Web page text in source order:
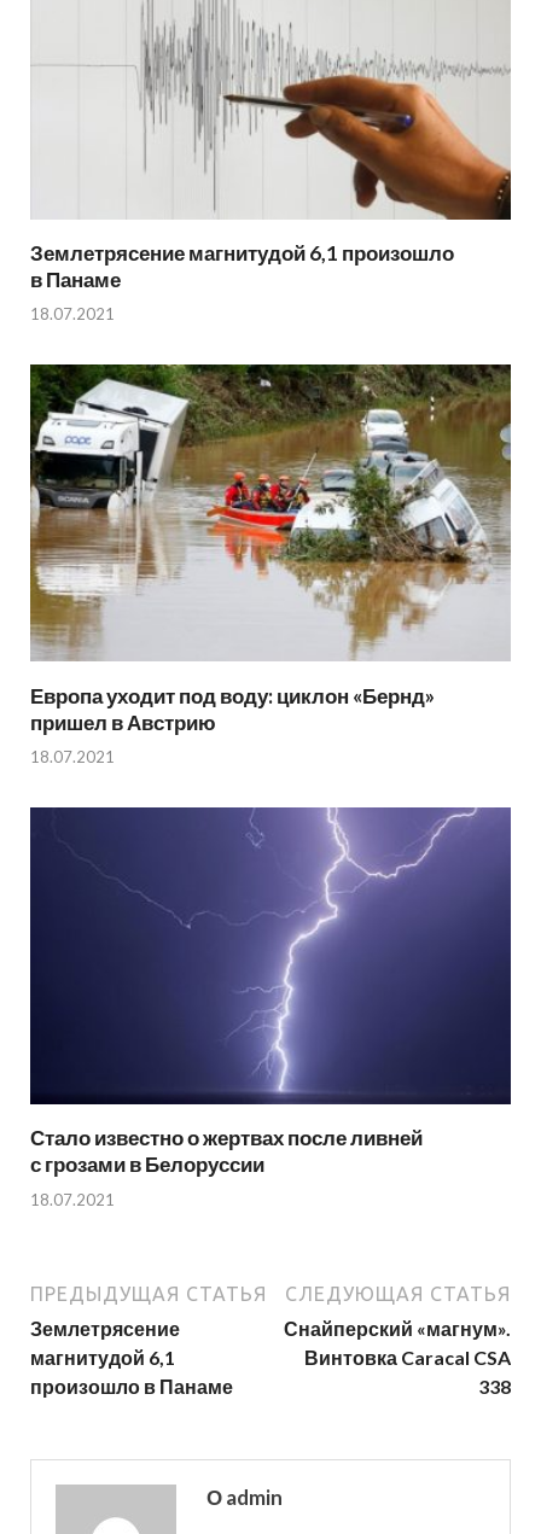
Землетрясение магнитудой 6,1 произошло
в Панаме
18.07.2021
Европа уходит под воду: циклон «Бернд»
пришел в Австрию
18.07.2021
Стало известно о жертвах после ливней
с грозами в Белоруссии
18.07.2021
ПРЕДЫДУЩАЯ СТАТЬЯ
Землетрясение
магнитудой 6,1
произошло в Панаме
СЛЕДУЮЩАЯ СТАТЬЯ
Снайперский «магнум».
Винтовка Caracal CSA
338
О admin